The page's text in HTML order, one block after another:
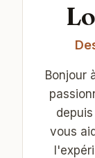
Bonjour
vous